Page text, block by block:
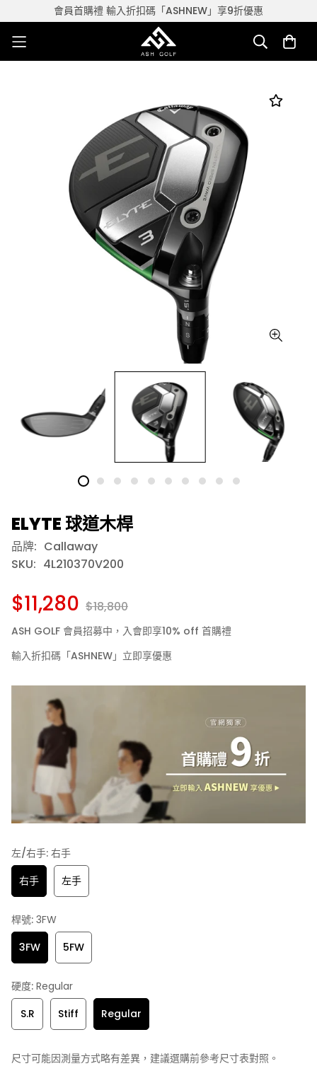
會員首購禮 輸入折扣碼「ASHNEW」享9折優惠
ELYTE 球道木桿
品牌: Callaway
SKU: 4L210370V200
$11,280 $18,800
ASH GOLF 會員招募中，入會即享10% off 首購禮
輸入折扣碼「ASHNEW」立即享優惠
左/右手: 右手
右手
左手
桿號: 3FW
3FW
5FW
硬度: Regular
S.R
Stiff Regular
尺寸可能因測量方式略有差異，建議選購前參考尺寸表對照。